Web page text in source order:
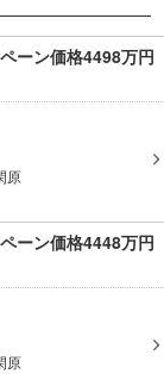
ーン価格4498万円
原
ーン価格4448万円
原